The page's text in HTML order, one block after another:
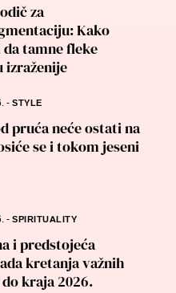
za
Kako
tamne fleke
izraženije
-STYLE
pruća neće ostati na
se i tokom jeseni
-SPIRITUALITY
i predstojeća
kretanja važnih
kraja 2026.